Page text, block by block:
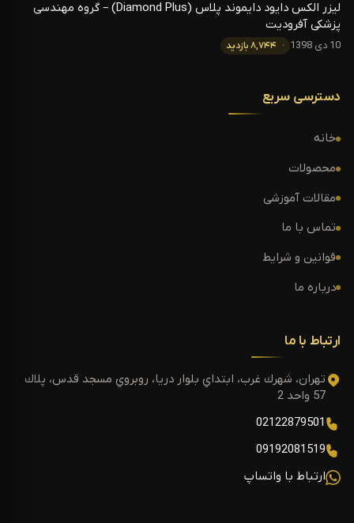
لیزر الکس دایود دایموند پلاس (Diamond Plus) – گروه مهندسی
پزشکی آفرودیت
10 دی 1398 ۸,۷۴۴ بازدید
دسترسی سریع
خانه
محصولات
مقالات آموزشی
تماس با ما
قوانین و شرایط
درباره ما
ارتباط با ما
تهران، شهرك غرب، ابتداي بلوار دريا، روبروي مسجد قدس، پلاك
57 واحد 2
02122879501
09192081519
ارتباط با واتساپ